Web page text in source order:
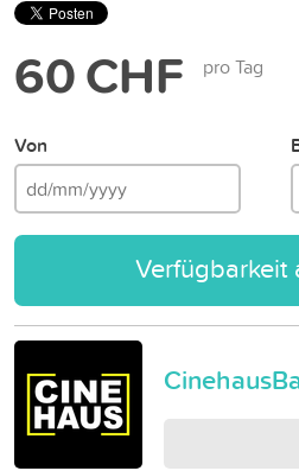
60 CHF pro Tag
Von
Verfügbarkeit